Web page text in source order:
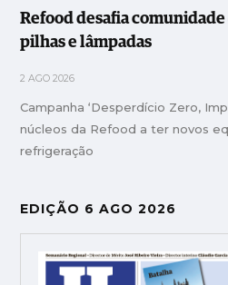
Refood desafia
pilhas e lâmpadas
2 AGO 2026
Campanha ‘Desperdício Zero,
núcleos da Refood a ter novos
refrigeração
EDIÇÃO 6 AGO 2026